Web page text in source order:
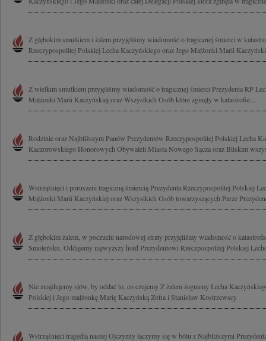
Z głębokim smutkiem i żalem przyjęliśmy wiadomość o tragicznej śmierci w
Rzeczypospolitej Polskiej Lecha Kaczyńskiego oraz Jego Małżonki Marii
Z wielkim smutkiem przyjęliśmy wiadomość o tragicznej śmierci Prezydenta RP
Małżonki Marii Kaczyńskiej oraz Wszystkich Osób które zginęły w katastrofie...
Rodzinie oraz Najbliższym Panów Prezydentów Rzeczypospolitej Polskiej Lecha
Kaczorowskiego Honorowych Obywateli Miasta Nowego Sącza oraz Bliskim
Wstrząśnięci i poruszeni tragiczną śmiercią Prezydenta Rzeczypospolitej Polskiej
Małżonki Marii Kaczyńskiej oraz Wszystkich Osób towarzyszących Parze
Z głębokim żalem, w poczuciu narodowej straty przyjęliśmy wiadomość o
Smoleńsku. Oddajemy najwyższy hołd Prezydentowi Rzeczpospolitej Polskiej
Nie znajdujemy słów, by oddać to, co czujemy Z żalem żegnamy Lecha
Polskiej i Jego małżonkę Marię Kaczyńską Zofia i Stanisław Kostrzewscy
Wstrząśnięci tragedią naszej Ojczyzny łączymy się w bólu z Najbliższymi